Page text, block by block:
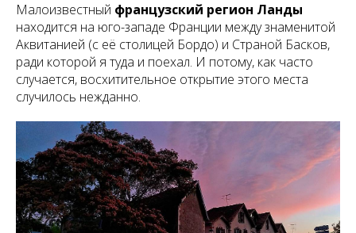
Малоизвестный французский регион Ланды
находится на юго-западе Франции между знаменитой
Аквитанией (с её столицей Бордо) и Страной Басков,
ради которой я туда и поехал. И потому, как часто
случается, восхитительное открытие этого места
случилось нежданно.